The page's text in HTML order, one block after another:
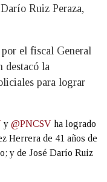
Ruiz Peraza,
el fiscal General
destacó la
para lograr
y @PNCSV ha logrado
Herrera de 41 años de
y de José Darío Ruiz